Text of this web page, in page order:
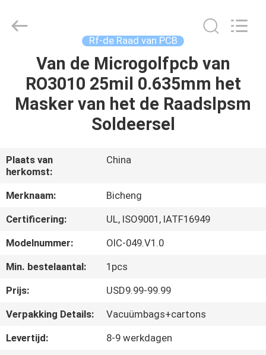
HUIS
PRODUCTEN
OVER
ONS
FABRIEKSTOCHT
KWALITEITSCONTROLE
NEEM
CONTACT
Technology
Rf-de Raad van PCB
Van de Microgolfpcb van
RO3010 25mil 0.635mm het
Masker van het de Raadslpsm
Soldeersel
Plaats van
herkomst:
China
Merknaam:
Bicheng
Certificering:
UL, ISO9001, IATF16949
Modelnummer:
OIC-049.V1.0
Min. bestelaantal:
1pcs
Prijs:
USD9.99-99.99
Verpakking Details:
Vacuümbags+cartons
Levertijd:
8-9 werkdagen